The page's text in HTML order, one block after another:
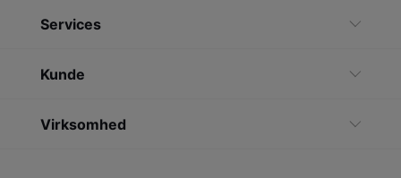
Services
Kunde
Virksomhed